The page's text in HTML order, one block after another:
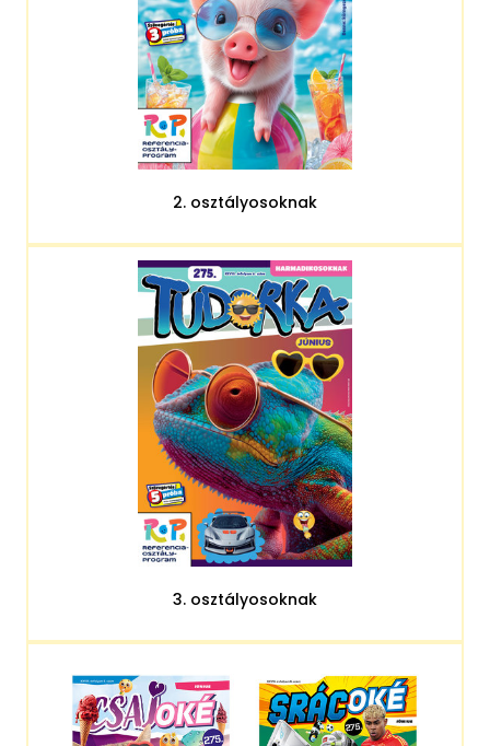
2. osztályosoknak
3. osztályosoknak